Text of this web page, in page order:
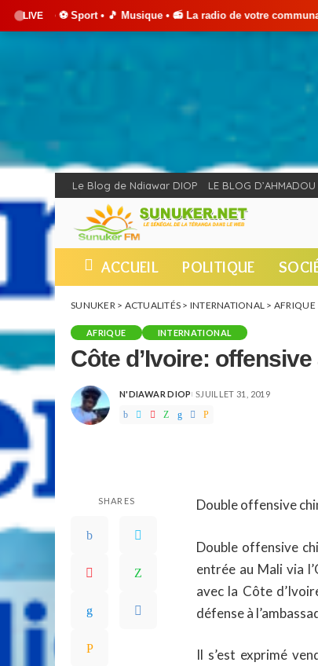
LIVE
Musique • 📻 La radio de votre communauté disponible
Le Blog de Ndiawar DIOP LE BLOG
ACCUEIL POLITIQUE
SUNUKER> ACTUALITÉS > INTERNATIONAL > AFRIQUE
AFRIQUE INTERNATIONAL
Côte d’Ivoire:
POSTED
BY
N'DIAWAR DIOP JUILLET 31, 2019
SHARES Double offensive
Double offensive
entrée au Mali via
avec la Côte
défense à
­Il s’est exprimé